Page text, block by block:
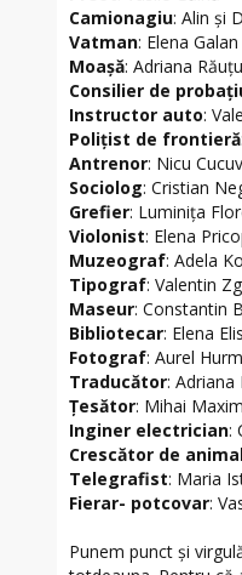
Camionagiu: Alin şi
Vatman: Elena Galan
Moaşă: Adriana Răuţu
Consilier de
Instructor auto:
Poliţist de frontieră
Antrenor: Nicu
Sociolog: Cristian
Grefier: Luminiţa
Violonist: Elena
Muzeograf: Adela
Tipograf: Valentin
Maseur: Constantin
Bibliotecar: Elena
Fotograf: Aurel
Traducător:
Ţesător: Mihai Maxim
Inginer electrician:
Crescător de
Telegrafist: Maria
Fierar- potcovar:
Punem punct şi